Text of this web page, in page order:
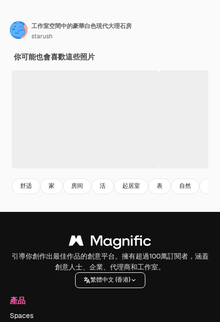
工作室空間中的豪華白色現代大理石房
starush
你可能也會喜歡這些照片
舒适 家 房间 活 起居室 表 自然
引導你創作出最佳作品的創意平台。擁有超過100萬訂閱者，涵蓋
創意人士、企業、代理商和工作室。
繁體中文 (香港)
產品
Spaces